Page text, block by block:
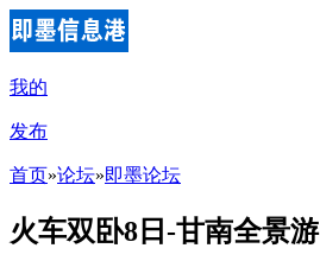
我的
发布
首页»论坛»即墨论坛
火车双卧8日-甘南全景游